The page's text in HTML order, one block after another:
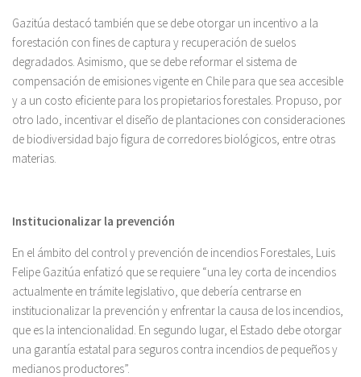
Gazitúa destacó también que se debe otorgar un incentivo a la
forestación con fines de captura y recuperación de suelos
degradados. Asimismo, que se debe reformar el sistema de
compensación de emisiones vigente en Chile para que sea accesible
y a un costo eficiente para los propietarios forestales. Propuso, por
otro lado, incentivar el diseño de plantaciones con consideraciones
de biodiversidad bajo figura de corredores biológicos, entre otras
materias.
Institucionalizar la prevención
En el ámbito del control y prevención de incendios Forestales, Luis
Felipe Gazitúa enfatizó que se requiere “una ley corta de incendios
actualmente en trámite legislativo, que debería centrarse en
institucionalizar la prevención y enfrentar la causa de los incendios,
que es la intencionalidad. En segundo lugar, el Estado debe otorgar
una garantía estatal para seguros contra incendios de pequeños y
medianos productores”.